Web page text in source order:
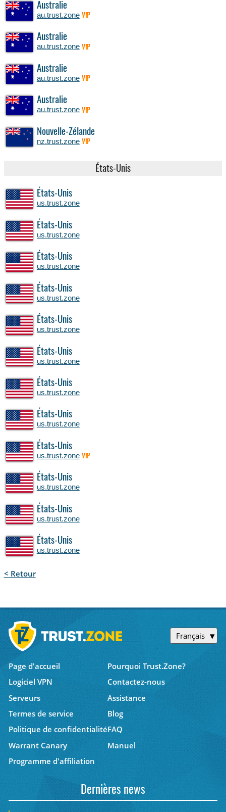
Australie
au.trust.zone VIP
Australie
au.trust.zone VIP
Australie
au.trust.zone VIP
Australie
au.trust.zone VIP
Nouvelle-Zélande
nz.trust.zone VIP
États-Unis
États-Unis
us.trust.zone
États-Unis
us.trust.zone
États-Unis
us.trust.zone
États-Unis
us.trust.zone
États-Unis
us.trust.zone
États-Unis
us.trust.zone
États-Unis
us.trust.zone
États-Unis
us.trust.zone
États-Unis
us.trust.zone VIP
États-Unis
us.trust.zone
États-Unis
us.trust.zone
États-Unis
us.trust.zone
< Retour
Français
Page d'accueil
Pourquoi Trust.Zone?
Logiciel VPN
Contactez-nous
Serveurs
Assistance
Termes de service
Blog
Politique de confidentialitéFAQ
Warrant Canary
Manuel
Programme d'affiliation
Dernières news